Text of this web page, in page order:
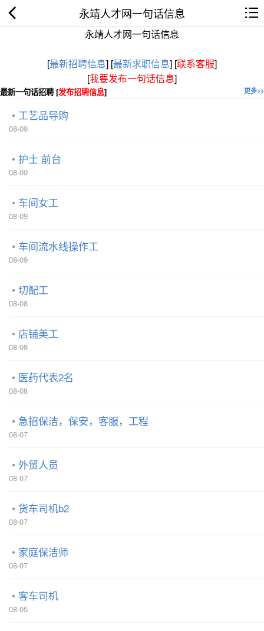
永靖人才网一句话信息
永靖人才网一句话信息
[最新招聘信息] [最新求职信息] [联系客服]
[我要发布一句话信息]
更多>>
最新一句话招聘 [发布招聘信息]
工艺品导购
08-09
护士 前台
08-09
车间女工
08-09
车间流水线操作工
08-09
切配工
08-08
店铺美工
08-08
医药代表2名
08-08
急招保洁，保安，客服，工程
08-07
外贸人员
08-07
货车司机b2
08-07
家庭保洁师
08-07
客车司机
08-05